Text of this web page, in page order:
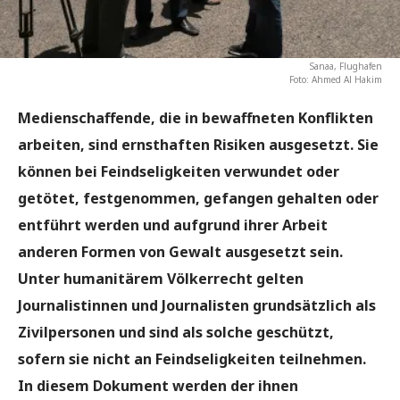
Sanaa, Flughafen
Foto: Ahmed Al Hakim
Medienschaffende, die in bewaffneten Konflikten
arbeiten, sind ernsthaften Risiken ausgesetzt. Sie
können bei Feindseligkeiten verwundet oder
getötet, festgenommen, gefangen gehalten oder
entführt werden und aufgrund ihrer Arbeit
anderen Formen von Gewalt ausgesetzt sein.
Unter humanitärem Völkerrecht gelten
Journalistinnen und Journalisten grundsätzlich als
Zivilpersonen und sind als solche geschützt,
sofern sie nicht an Feindseligkeiten teilnehmen.
In diesem Dokument werden der ihnen